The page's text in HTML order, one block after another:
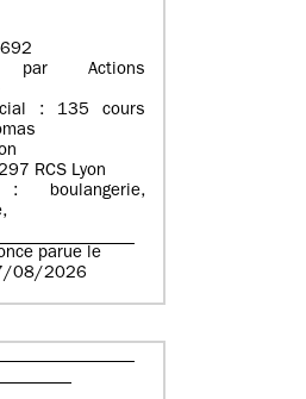
692
par Actions
: 135 cours
RCS Lyon
: boulangerie,
parue le
08/2026